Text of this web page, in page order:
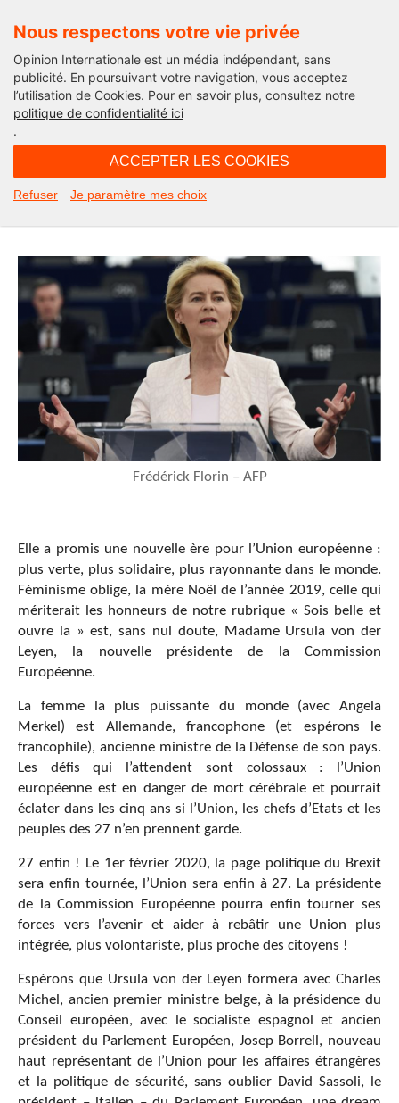
Nous respectons votre vie privée
Opinion Internationale est un média indépendant, sans
publicité. En poursuivant votre navigation, vous acceptez
l’utilisation de Cookies. Pour en savoir plus, consultez notre
politique de confidentialité ici
.
ACCEPTER LES COOKIES
Refuser Je paramètre mes choix
International
Et la mère Noël de l’année 2019
Frédérick Florin – AFP
Elle a promis une nouvelle ère pour l’Union européenne :
plus verte, plus solidaire, plus rayonnante dans le monde.
Féminisme oblige, la mère Noël de l’année 2019, celle qui
mériterait les honneurs de notre rubrique « Sois belle et
ouvre la » est, sans nul doute, Madame Ursula von der
Leyen, la nouvelle présidente de la Commission
Européenne.
La femme la plus puissante du monde (avec Angela
Merkel) est Allemande, francophone (et espérons le
francophile), ancienne ministre de la Défense de son pays.
Les défis qui l’attendent sont colossaux : l’Union
européenne est en danger de mort cérébrale et pourrait
éclater dans les cinq ans si l’Union, les chefs d’Etats et les
peuples des 27 n’en prennent garde.
27 enfin ! Le 1er février 2020, la page politique du Brexit
sera enfin tournée, l’Union sera enfin à 27. La présidente
de la Commission Européenne pourra enfin tourner ses
forces vers l’avenir et aider à rebâtir une Union plus
intégrée, plus volontariste, plus proche des citoyens !
Espérons que Ursula von der Leyen formera avec Charles
Michel, ancien premier ministre belge, à la présidence du
Conseil européen, avec le socialiste espagnol et ancien
président du Parlement Européen, Josep Borrell, nouveau
haut représentant de l’Union pour les affaires étrangères
et la politique de sécurité, sans oublier David Sassoli, le